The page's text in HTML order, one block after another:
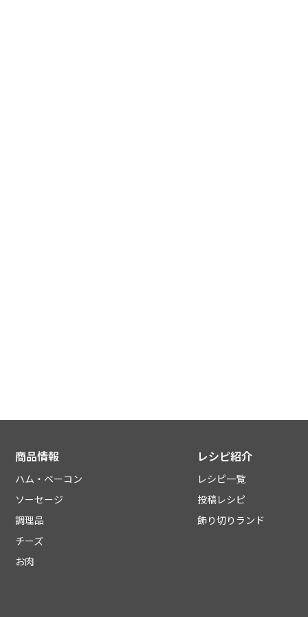
商品情報
ハム・ベーコン
ソーセージ
調理品
チーズ
お肉
レシピ紹介
レシピ一覧
投稿レシピ
飾り切りランド